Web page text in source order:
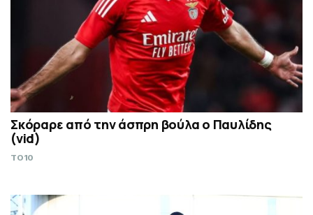
Σκόραρε από την άσπρη βούλα ο Παυλίδης
(vid)
TO10